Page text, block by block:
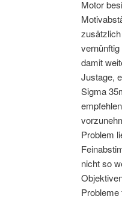
Motor
damit
Justage,
Sigma
Problem
nicht so